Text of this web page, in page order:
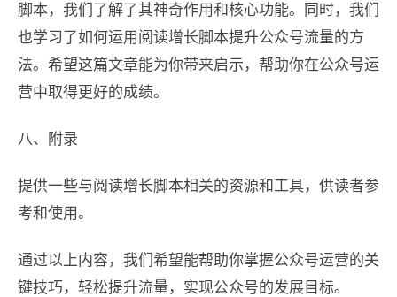
脚本，我们了解了其神奇作用和核心功能。同时，我们
也学习了如何运用阅读增长脚本提升公众号流量的方
法。希望这篇文章能为你带来启示，帮助你在公众号运
营中取得更好的成绩。
八、附录
提供一些与阅读增长脚本相关的资源和工具，供读者参
考和使用。
通过以上内容，我们希望能帮助你掌握公众号运营的关
键技巧，轻松提升流量，实现公众号的发展目标。